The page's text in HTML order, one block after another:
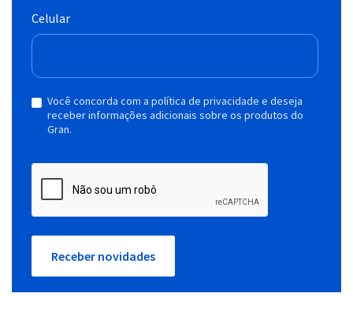
Celular
Você concorda com a política de privacidade e deseja
receber informações adicionais sobre os produtos do
Gran.
Receber novidades